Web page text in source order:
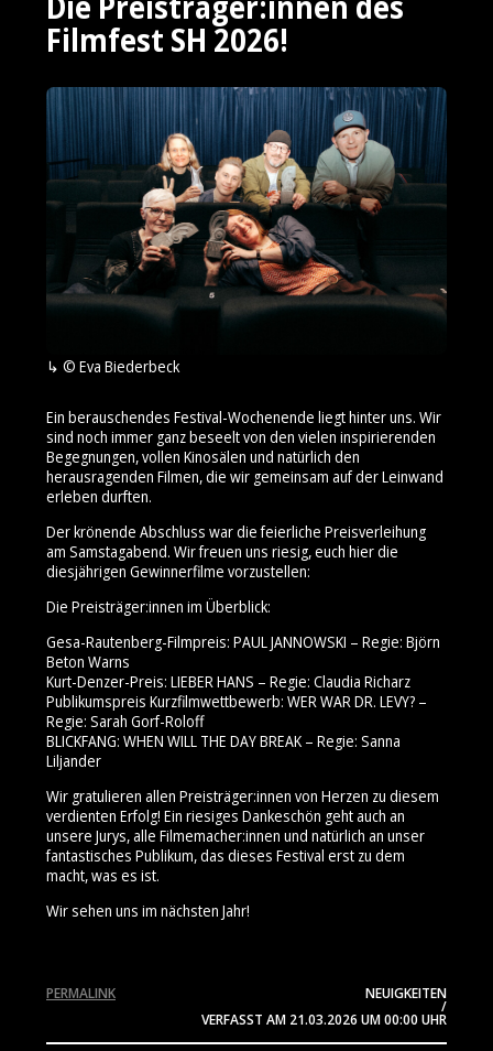
Filmfest SH 2026!
© Eva Biederbeck
Ein berauschendes Festival-Wochenende liegt hinter uns. Wir
sind noch immer ganz beseelt von den vielen inspirierenden
Begegnungen, vollen Kinosälen und natürlich den
herausragenden Filmen, die wir gemeinsam auf der Leinwand
erleben durften.
Der krönende Abschluss war die feierliche Preisverleihung
am Samstagabend. Wir freuen uns riesig, euch hier die
diesjährigen Gewinnerfilme vorzustellen:
Die Preisträger:innen im Überblick:
Gesa-Rautenberg-Filmpreis: PAUL JANNOWSKI – Regie: Björn
Beton Warns
Kurt-Denzer-Preis: LIEBER HANS – Regie: Claudia Richarz
Publikumspreis Kurzfilmwettbewerb: WER WAR DR. LEVY? –
Regie: Sarah Gorf-Roloff
BLICKFANG: WHEN WILL THE DAY BREAK – Regie: Sanna
Liljander
Wir gratulieren allen Preisträger:innen von Herzen zu diesem
verdienten Erfolg! Ein riesiges Dankeschön geht auch an
unsere Jurys, alle Filmemacher:innen und natürlich an unser
fantastisches Publikum, das dieses Festival erst zu dem
macht, was es ist.
Wir sehen uns im nächsten Jahr!
NEUIGKEITEN
/
VERFASST AM 21.03.2026 UM 00:00 UHR
PERMALINK